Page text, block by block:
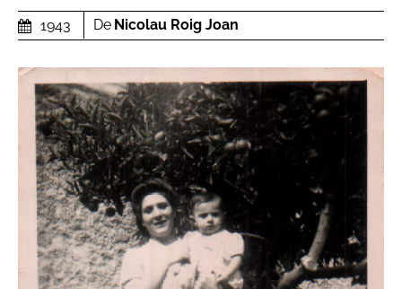
1943 De Nicolau Roig Joan